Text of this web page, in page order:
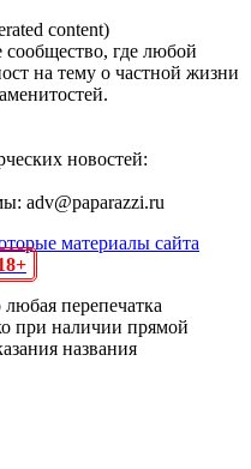
content)
где любой
на тему о частной жизни
новостей:
adv@paparazzi.ru
материалы сайта
перепечатка
при наличии прямой
названия